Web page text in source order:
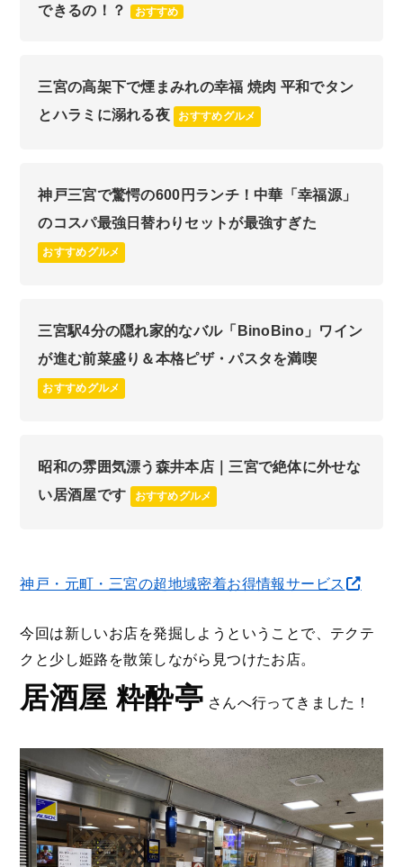
できるの！？
おすすめ
三宮の高架下で煙まみれの幸福 焼肉 平和でタン
とハラミに溺れる夜
おすすめグルメ
神戸三宮で驚愕の600円ランチ！中華「幸福源」
のコスパ最強日替わりセットが最強すぎた
おすすめグルメ
三宮駅4分の隠れ家的なバル「BinoBino」ワイン
が進む前菜盛り＆本格ピザ・パスタを満喫
おすすめグルメ
昭和の雰囲気漂う森井本店｜三宮で絶体に外せな
い居酒屋です
おすすめグルメ
神戸・元町・三宮の超地域密着お得情報サービス
今回は新しいお店を発掘しようということで、テクテ
クと少し姫路を散策しながら見つけたお店。
居酒屋 粋酔亭 さんへ行ってきました！